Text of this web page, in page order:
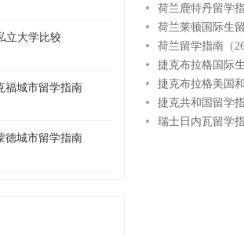
立大学比较
福城市留学指南
德城市留学指南
荷兰鹿特丹留学
荷兰莱顿国际生
荷兰留学指南（
捷克布拉格国际
捷克布拉格美国
捷克共和国留学
瑞士日内瓦留学